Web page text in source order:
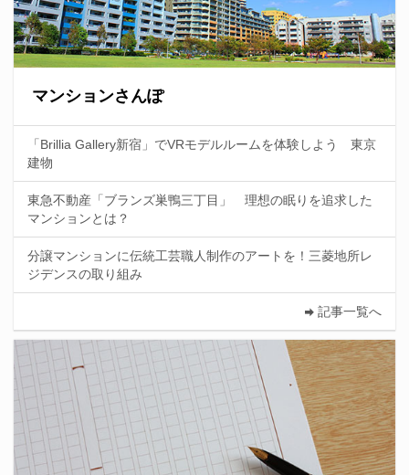
マンションさんぽ
「Brillia Gallery新宿」でVRモデルルームを体験しよう 東京
建物
東急不動産「ブランズ巣鴨三丁目」 理想の眠りを追求した
マンションとは？
分譲マンションに伝統工芸職人制作のアートを！三菱地所レ
ジデンスの取り組み
記事一覧へ